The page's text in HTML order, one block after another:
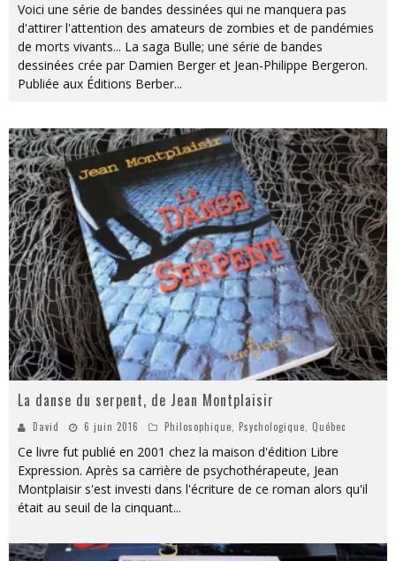
Voici une série de bandes dessinées qui ne manquera pas
d'attirer l'attention des amateurs de zombies et de pandémies
de morts vivants... La saga Bulle; une série de bandes
dessinées crée par Damien Berger et Jean-Philippe Bergeron.
Publiée aux Éditions Berber...
La danse du serpent, de Jean Montplaisir
David 6 juin 2016 Philosophique, Psychologique, Québec
Ce livre fut publié en 2001 chez la maison d'édition Libre
Expression. Après sa carrière de psychothérapeute, Jean
Montplaisir s'est investi dans l'écriture de ce roman alors qu'il
était au seuil de la cinquant...